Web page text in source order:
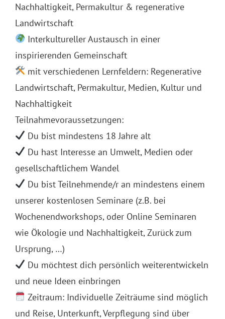
Nachhaltigkeit, Permakultur & regenerative
Landwirtschaft
Interkultureller Austausch in einer
inspirierenden Gemeinschaft
mit verschiedenen Lernfeldern: Regenerative
Landwirtschaft, Permakultur, Medien, Kultur und
Nachhaltigkeit
Teilnahmevoraussetzungen:
Du bist mindestens 18 Jahre alt
Du hast Interesse an Umwelt, Medien oder
gesellschaftlichem Wandel
Du bist Teilnehmende/r an mindestens einem
unserer kostenlosen Seminare (z.B. bei
Wochenendworkshops, oder Online Seminaren
wie Ökologie und Nachhaltigkeit, Zurück zum
Ursprung, …)
Du möchtest dich persönlich weiterentwickeln
und neue Ideen einbringen
Zeitraum: Individuelle Zeiträume sind möglich
und Reise, Unterkunft, Verpflegung sind über